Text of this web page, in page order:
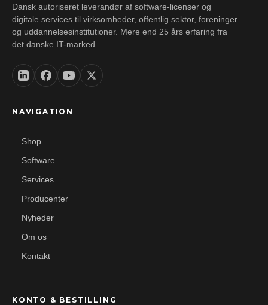
Dansk autoriseret leverandør af software-licenser og
digitale services til virksomheder, offentlig sektor, foreninger
og uddannelsesinstitutioner. Mere end 25 års erfaring fra
det danske IT-marked.
NAVIGATION
Shop
Software
Services
Producenter
Nyheder
Om os
Kontakt
KONTO & BESTILLING